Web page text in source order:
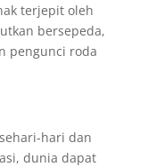
terjepit oleh
bersepeda,
pengunci roda
hari dan
dunia dapat